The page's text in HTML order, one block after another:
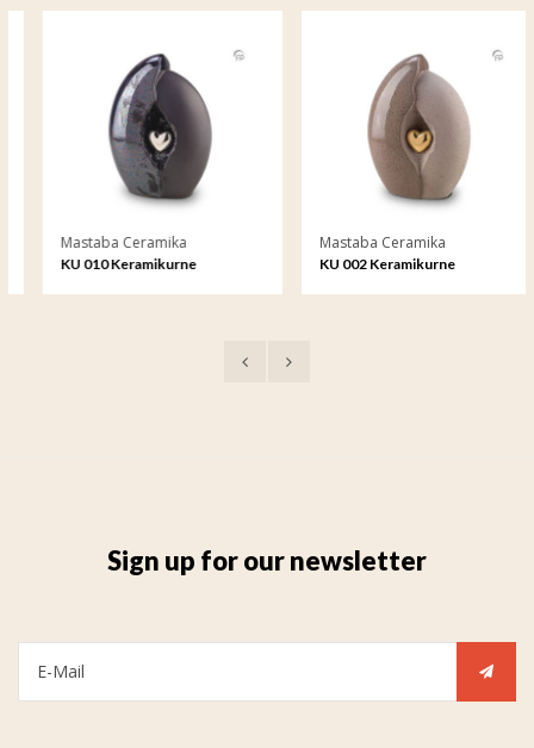
Mastaba Ceramika
KU 010 Keramikurne
Mastaba Ceramika
KU 002 Keramikurne
Sign up for our newsletter